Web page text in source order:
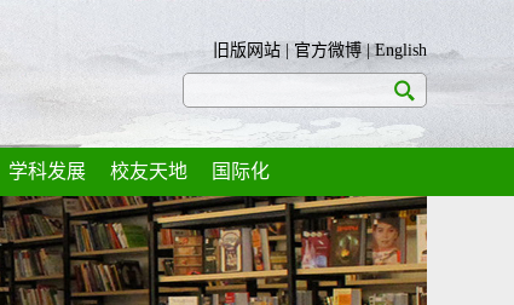
旧版网站 |官方微博|English
学科发展 校友天地 国际化